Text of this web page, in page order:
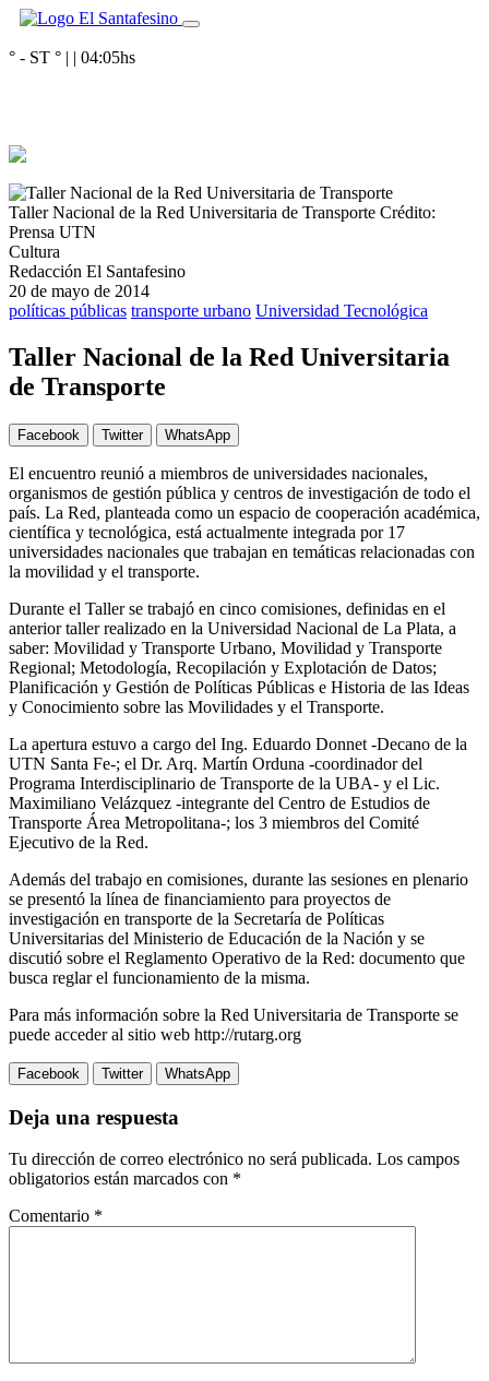
° - ST ° | | 04:05hs
Taller Nacional de la Red Universitaria de Transporte Crédito:
Prensa UTN
Cultura
Redacción El Santafesino
20 de mayo de 2014
políticas públicas transporte urbano Universidad Tecnológica
Taller Nacional de la Red Universitaria
de Transporte
Facebook Twitter WhatsApp
El encuentro reunió a miembros de universidades nacionales,
organismos de gestión pública y centros de investigación de todo el
país. La Red, planteada como un espacio de cooperación académica,
científica y tecnológica, está actualmente integrada por 17
universidades nacionales que trabajan en temáticas relacionadas con
la movilidad y el transporte.
Durante el Taller se trabajó en cinco comisiones, definidas en el
anterior taller realizado en la Universidad Nacional de La Plata, a
saber: Movilidad y Transporte Urbano, Movilidad y Transporte
Regional; Metodología, Recopilación y Explotación de Datos;
Planificación y Gestión de Políticas Públicas e Historia de las Ideas
y Conocimiento sobre las Movilidades y el Transporte.
La apertura estuvo a cargo del Ing. Eduardo Donnet -Decano de la
UTN Santa Fe-; el Dr. Arq. Martín Orduna -coordinador del
Programa Interdisciplinario de Transporte de la UBA- y el Lic.
Maximiliano Velázquez -integrante del Centro de Estudios de
Transporte Área Metropolitana-; los 3 miembros del Comité
Ejecutivo de la Red.
Además del trabajo en comisiones, durante las sesiones en plenario
se presentó la línea de financiamiento para proyectos de
investigación en transporte de la Secretaría de Políticas
Universitarias del Ministerio de Educación de la Nación y se
discutió sobre el Reglamento Operativo de la Red: documento que
busca reglar el funcionamiento de la misma.
Para más información sobre la Red Universitaria de Transporte se
puede acceder al sitio web http://rutarg.org
Facebook Twitter WhatsApp
Deja una respuesta
Tu dirección de correo electrónico no será publicada. Los campos
obligatorios están marcados con *
Comentario *